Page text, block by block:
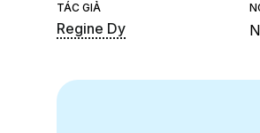
TÁC GIẢ
Regine Dy